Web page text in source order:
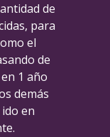
de
para
el
de
1 año
demás
en